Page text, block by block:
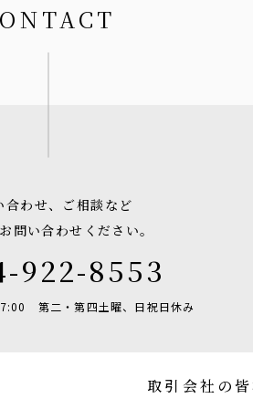
合わせ、ご相談など
問い合わせください。
922-8553
第二・第四土曜、日祝日休み
取引会社の